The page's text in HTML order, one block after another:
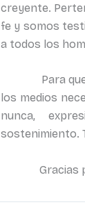
creyente.
fe y somos
a todos los
Para que
los medios
nunca,
sostenimiento.
Gracias por